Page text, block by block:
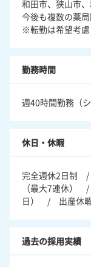
和田市、狭山市、
今後も複数の薬
※転勤は希望考
勤務時間
週40時間勤務（シ
休日・休暇
完全週休2日制
（最大7連休
日） / 出産休
過去の採用実績